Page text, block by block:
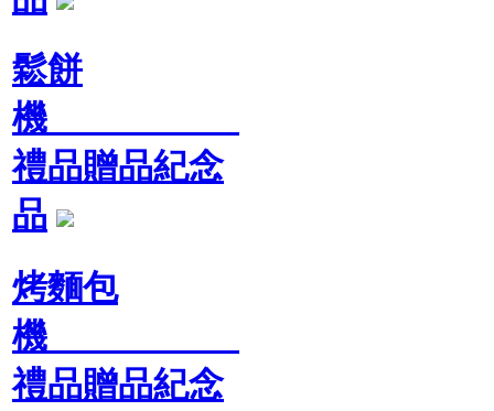
鬆餅
機
禮品贈品紀念
品
烤麵包
機
禮品贈品紀念